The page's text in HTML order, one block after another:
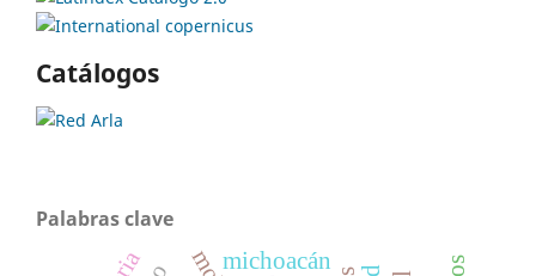
Catálogos
Palabras clave
michoacán